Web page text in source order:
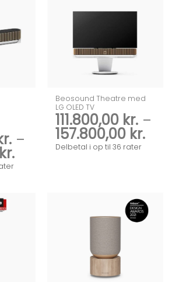
–
kr.Prisinterval:
Beosound Theatre med
LG OLED TV
111.800,00 kr. –
157.800,00 kr.
Delbetal i op til 36 rater